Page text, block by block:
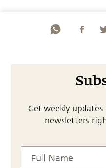
Get weekly
newsletters